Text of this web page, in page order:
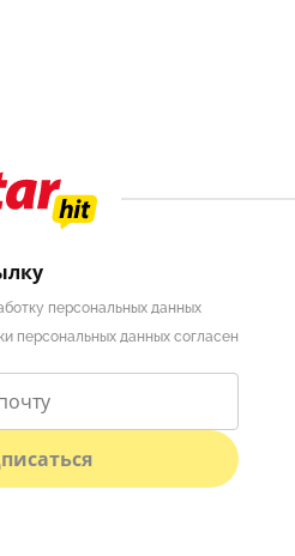
персональных данных
персональных данных согласен